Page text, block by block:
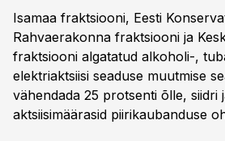
Isamaa fraktsiooni, Eesti
Rahvaerakonna fraktsiooni ja
fraktsiooni algatatud alkoholi-,
elektriaktsiisi seaduse muutmise
vähendada 25 protsenti õlle, siidri
aktsiisimäärasid piirikaubanduse